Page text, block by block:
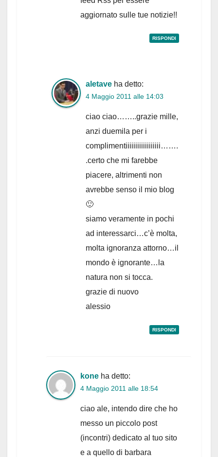
aggiornato sulle tue notizie!!
RISPONDI
aletave ha detto:
4 Maggio 2011 alle 14:03
ciao ciao……..grazie mille,
anzi duemila per i
complimentiiiiiiiiiiiiiiiiii…….
.certo che mi farebbe
piacere, altrimenti non
avrebbe senso il mio blog
🙂
siamo veramente in pochi
ad interessarci…c’è molta,
molta ignoranza attorno…il
mondo è ignorante…la
natura non si tocca.
grazie di nuovo
alessio
RISPONDI
kone ha detto:
4 Maggio 2011 alle 18:54
ciao ale, intendo dire che ho
messo un piccolo post
(incontri) dedicato al tuo sito
e a quello di barbara